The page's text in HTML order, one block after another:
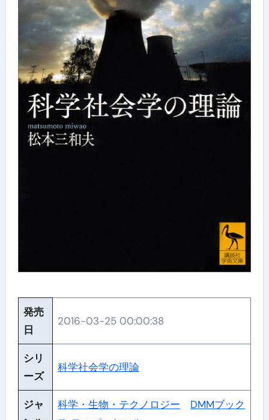
発売
日
2016-03-25 00:00:38
シリ
ーズ
科学社会学の理論
ジャ
科学・生物・テクノロジー
DMMブック